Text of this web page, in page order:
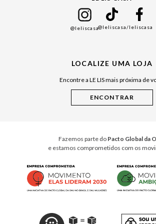
Cuidados Casa
@leliscasa@leliscasa/leliscasa
LOCALIZE UMA LOJA
Encontre a LE LIS mais próxima de
Fazemos parte do Pacto Global da
e estamos comprometidos com os